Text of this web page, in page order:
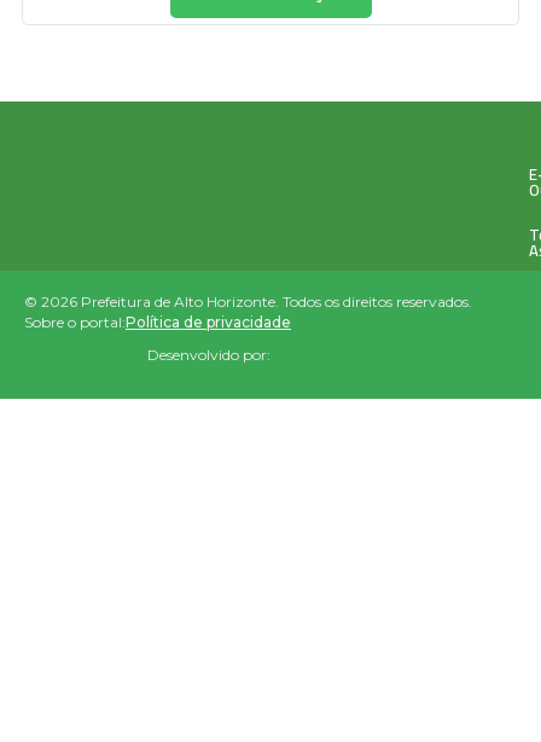
© 2026 Prefeitura de Alto Horizonte. Todos os direitos reservados.
Sobre o portal:Política de privacidade
Desenvolvido por: